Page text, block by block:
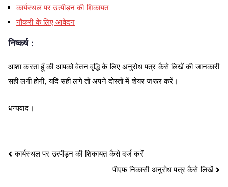
कार्यस्थल पर उत्पीड़न की शिकायत
नौकरी के लिए आवेदन
निष्कर्ष :
आशा करता हूँ की आपको वेतन वृद्धि के लिए अनुरोध पत्र कैसे लिखें की जानकारी
सही लगी होगी, यदि सही लगे तो अपने दोस्तों में शेयर जरूर करें।
धन्यवाद।
Post
कार्यस्थल पर उत्पीड़न की शिकायत कैसे दर्ज करें
पीएफ निकासी अनुरोध पत्र कैसे लिखें